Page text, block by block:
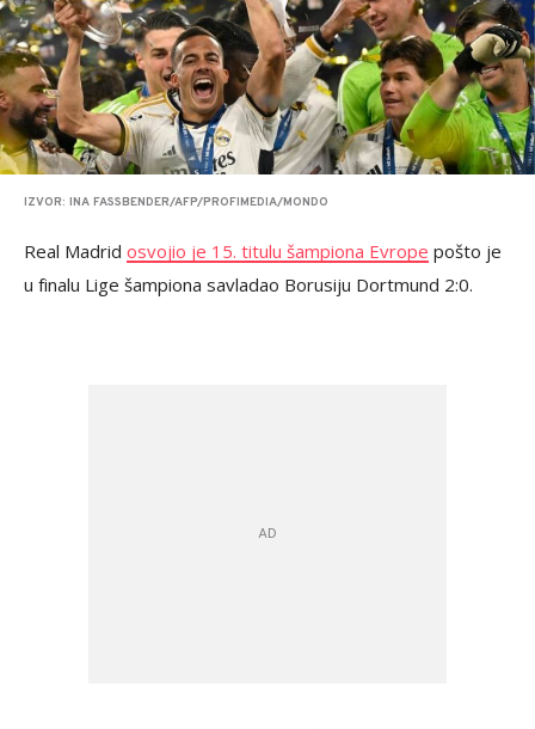
IZVOR: INA FASSBENDER/AFP/PROFIMEDIA/MONDO
Real Madrid osvojio je 15. titulu šampiona Evrope pošto je
u finalu Lige šampiona savladao Borusiju Dortmund 2:0.